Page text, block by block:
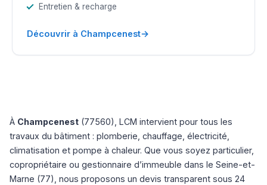
Entretien & recharge
Découvrir à Champcenest→
À Champcenest (77560), LCM intervient pour tous les
travaux du bâtiment : plomberie, chauffage, électricité,
climatisation et pompe à chaleur. Que vous soyez particulier,
copropriétaire ou gestionnaire d’immeuble dans le Seine-et-
Marne (77), nous proposons un devis transparent sous 24